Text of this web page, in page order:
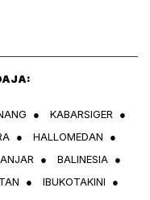
● KABARSIGER
●
● HALLOMEDAN
●
● BALINESIA ●
● IBUKOTAKINI
●